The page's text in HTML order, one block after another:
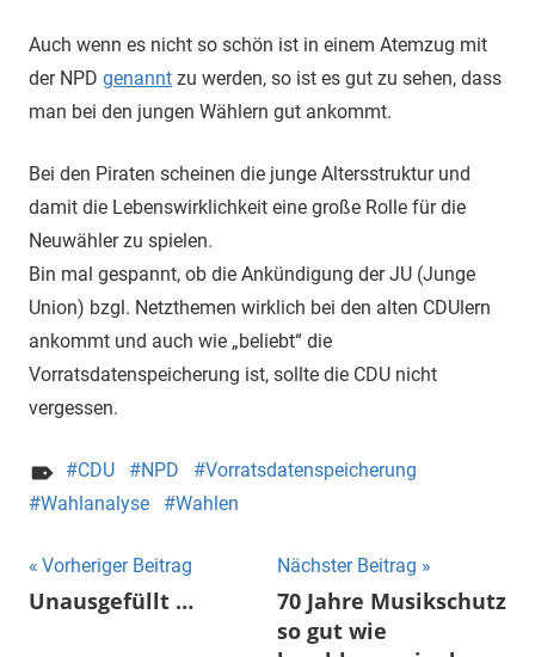
Auch wenn es nicht so schön ist in einem Atemzug mit
der NPD genannt zu werden, so ist es gut zu sehen, dass
man bei den jungen Wählern gut ankommt.
Bei den Piraten scheinen die junge Altersstruktur und
damit die Lebenswirklichkeit eine große Rolle für die
Neuwähler zu spielen.
Bin mal gespannt, ob die Ankündigung der JU (Junge
Union) bzgl. Netzthemen wirklich bei den alten CDUlern
ankommt und auch wie „beliebt“ die
Vorratsdatenspeicherung ist, sollte die CDU nicht
vergessen.
CDU NPD
Vorratsdatenspeicherung
Wahlanalyse
Wahlen
Beitragsnavigation
Vorheriger Beitrag
Unausgefüllt …
Nächster Beitrag
70 Jahre Musikschutz
so gut wie